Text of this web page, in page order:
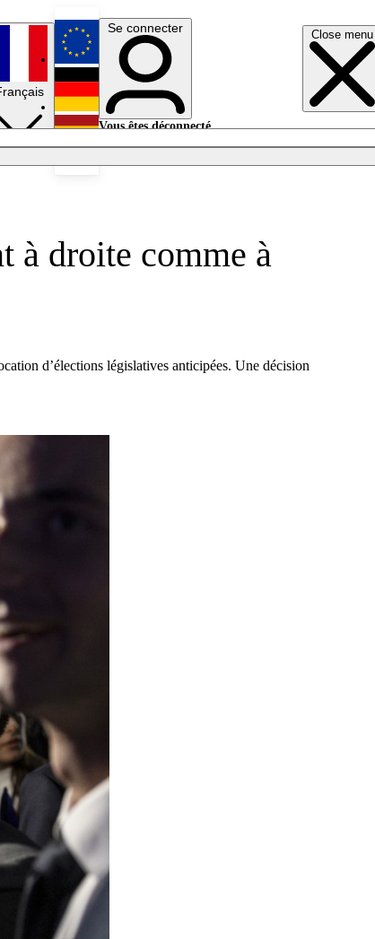
Close menu
English
Deutsch
Se connecter
Vous êtes déconnecté.
à droite comme à
d’élections législatives anticipées. Une décision